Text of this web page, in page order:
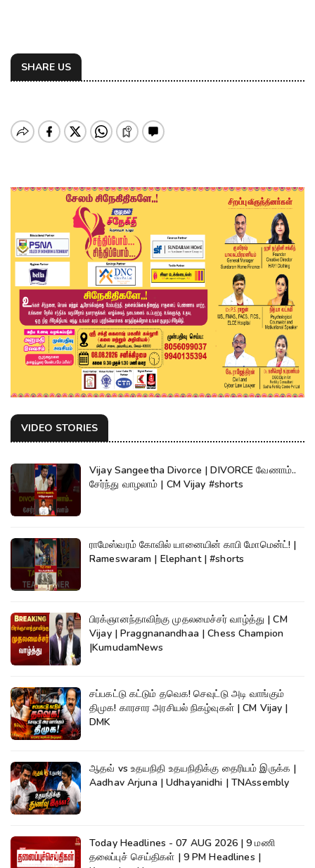
SHARE US
VIDEO STORIES
Vijay Sangeetha Divorce | DIVORCE வேணாம்..
சேர்ந்து வாழலாம் | CM Vijay #shorts
ராமேஸ்வரம் கோவில் யானையின் காபி மோமென்ட்! |
Rameswaram | Elephant | #shorts
பிரக்ஞானந்தாவிற்கு முதலமைச்சர் வாழ்த்து | CM
Vijay | Praggnanandhaa | Chess Champion
|KumudamNews
சப்பகட்டு கட்டும் தவெக! செவுட்டு அடி வாங்கும்
திமுக! காரசார அரசியல் நிகழ்வுகள் | CM Vijay |
DMK
ஆதவ் vs உதயநிதி உதயநிதிக்கு தைரியம் இருக்க |
Aadhav Arjuna | Udhayanidhi | TNAssembly
Today Headlines - 07 AUG 2026 | 9 மணி
தலைப்புச் செய்திகள் | 9 PM Headlines |